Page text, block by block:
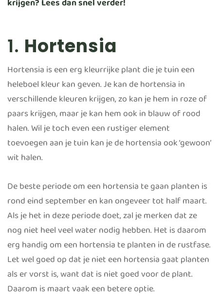
krijgen? Lees dan snel verder!
1. Hortensia
Hortensia is een erg kleurrijke plant die je tuin een
heleboel kleur kan geven. Je kan de hortensia in
verschillende kleuren krijgen, zo kan je hem in roze of
paars krijgen, maar je kan hem ook in blauw of rood
halen. Wil je toch even een rustiger element
toevoegen aan je tuin kan je de hortensia ook ‘gewoon’
wit halen.
De beste periode om een hortensia te gaan planten is
rond eind september en kan ongeveer tot half maart.
Als je het in deze periode doet, zal je merken dat ze
nog niet heel veel water nodig hebben. Het is daarom
erg handig om een hortensia te planten in de rustfase.
Let wel goed op dat je niet een hortensia gaat planten
als er vorst is, want dat is niet goed voor de plant.
Daarom is maart vaak een betere optie.